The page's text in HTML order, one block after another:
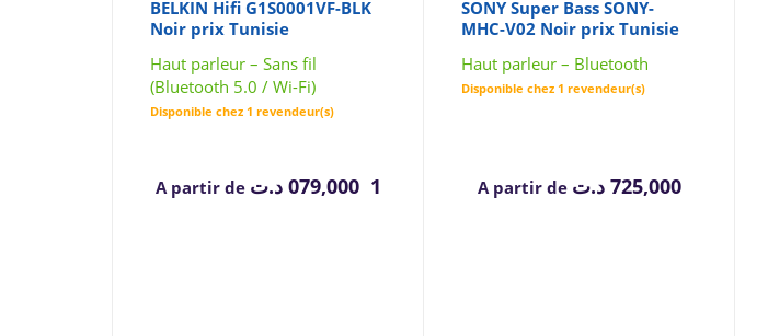
BELKIN Hifi G1S0001VF-BLK
Noir prix Tunisie
Haut parleur – Sans fil
(Bluetooth 5.0 / Wi-Fi)
Disponible chez 1 revendeur(s)
A partir de 1 079,000 د.ت
SONY Super Bass SONY-
MHC-V02 Noir prix Tunisie
Haut parleur – Bluetooth
Disponible chez 1 revendeur(s)
A partir de 725,000 د.ت